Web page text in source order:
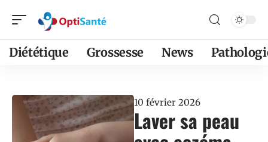
Diététique Grossesse News
10 février 2026
Laver sa peau